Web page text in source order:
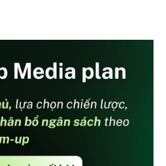
Đời sống
Nhà đẹp